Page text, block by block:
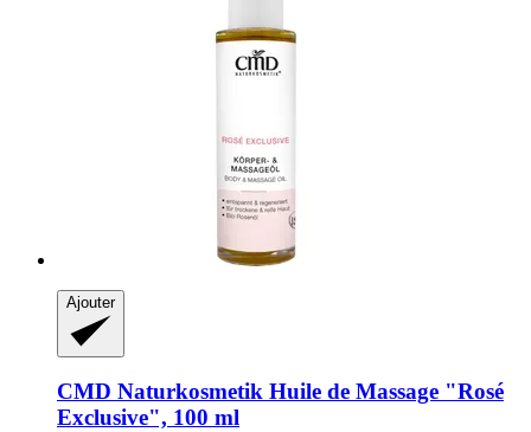
Ajouter
CMD Naturkosmetik Huile de Massage "Rosé
Exclusive", 100 ml